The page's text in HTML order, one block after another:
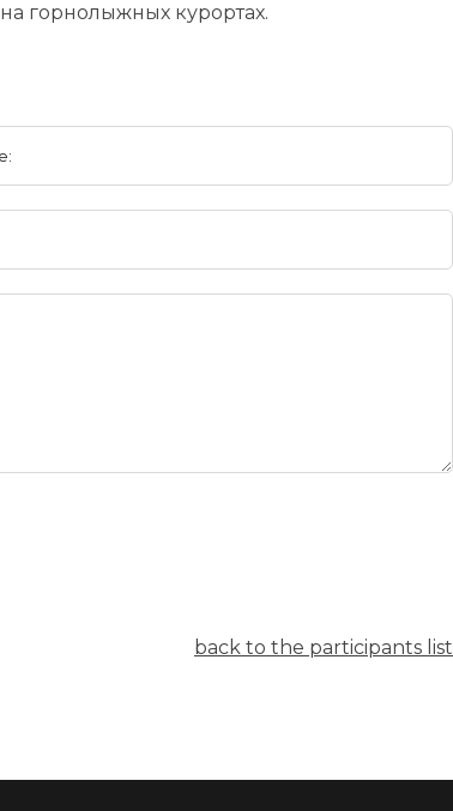
горнолыжных курортах.
back to the participants list